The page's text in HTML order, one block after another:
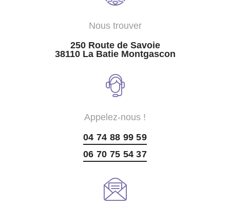
Nous trouver
250 Route de Savoie
38110 La Batie Montgascon
Appelez-nous !
04 74 88 99 59
06 70 75 54 37